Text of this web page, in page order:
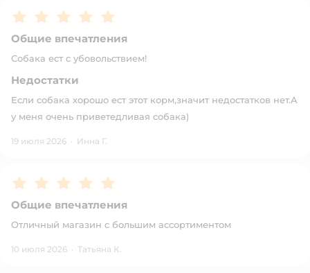
Рейтинг:5
Общие впечатления
Собака ест с убовольствием!
Недостатки
Если собака хорошо ест этот корм,значит недостатков нет.А
у меня очень приветедливая собака)
19 июля 2026 · Инна Г.
Рейтинг:5
Общие впечатления
Отличный магазин с большим ассортиментом
10 июля 2026 · Татьяна К.